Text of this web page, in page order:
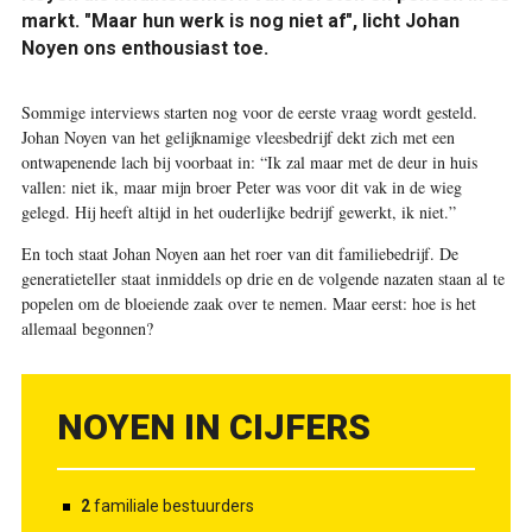
markt. "Maar hun werk is nog niet af", licht Johan
Noyen ons enthousiast toe.
Sommige interviews starten nog voor de eerste vraag wordt gesteld.
Johan Noyen van het gelijknamige vleesbedrijf dekt zich met een
ontwapenende lach bij voorbaat in: “Ik zal maar met de deur in huis
vallen: niet ik, maar mijn broer Peter was voor dit vak in de wieg
gelegd. Hij heeft altijd in het ouderlijke bedrijf gewerkt, ik niet.”
En toch staat Johan Noyen aan het roer van dit familiebedrijf. De
generatieteller staat inmiddels op drie en de volgende nazaten staan al te
popelen om de bloeiende zaak over te nemen. Maar eerst: hoe is het
allemaal begonnen?
NOYEN IN CIJFERS
2familiale bestuurders